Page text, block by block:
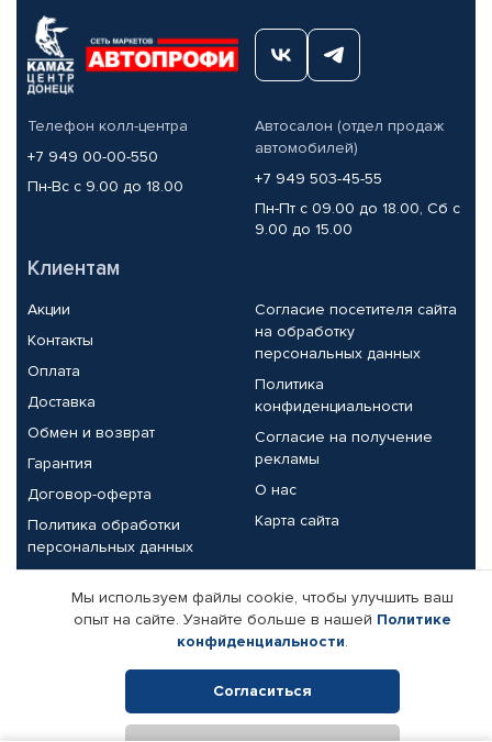
Телефон колл-центра
+7 949 00-00-550
Пн-Вс с 9.00 до 18.00
Автосалон (отдел продаж
автомобилей)
+7 949 503-45-55
Пн-Пт с 09.00 до 18.00, Сб с
9.00 до 15.00
Клиентам
Акции
Контакты
Оплата
Доставка
Обмен и возврат
Гарантия
Договор-оферта
Политика обработки
персональных данных
Согласие посетителя сайта
на обработку
персональных данных
Политика
конфиденциальности
Согласие на получение
рекламы
О нас
Карта сайта
Партнерам
Корпоративным клиентам
Поставщикам
Реквизиты компании
Мы используем файлы cookie, чтобы улучшить ваш
опыт на сайте. Узнайте больше в нашей Политике
конфиденциальности.
Согласиться